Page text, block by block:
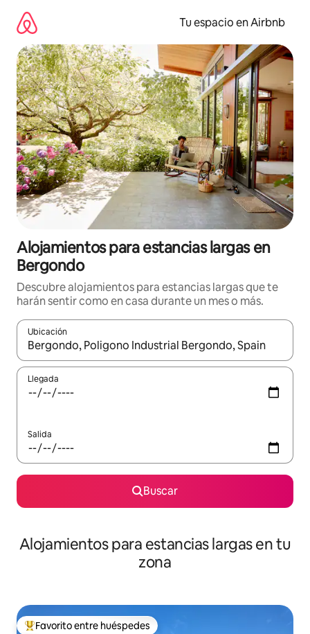
contenido
Tu espacio en Airbnb
Alojamientos para estancias largas en
Bergondo
Descubre alojamientos para estancias largas que te
harán sentir como en casa durante un mes o más.
Ubicación
Cuando los resultados estén disponibles, podrás navegar
Llegada
Salida
Buscar
Alojamientos para estancias largas en tu
zona
De los mejores en Favorito entre huéspedes
Favorito entre huéspedes